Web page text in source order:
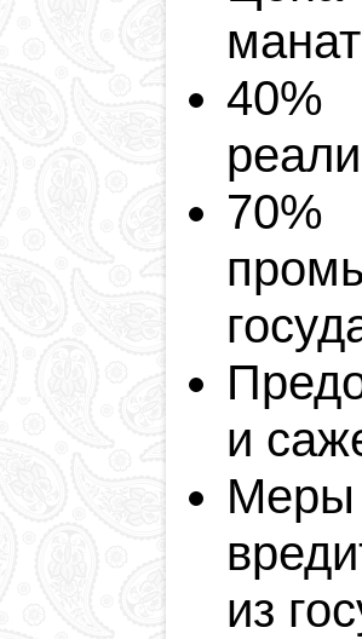
40%
70%
и
из